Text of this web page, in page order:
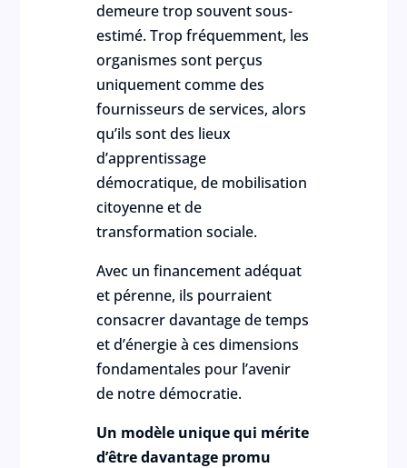
demeure trop souvent sous-
estimé. Trop fréquemment, les
organismes sont perçus
uniquement comme des
fournisseurs de services, alors
qu’ils sont des lieux
d’apprentissage
démocratique, de mobilisation
citoyenne et de
transformation sociale.
Avec un financement adéquat
et pérenne, ils pourraient
consacrer davantage de temps
et d’énergie à ces dimensions
fondamentales pour l’avenir
de notre démocratie.
Un modèle unique qui mérite
d’être davantage promu